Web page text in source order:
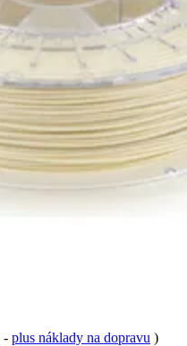
- plus náklady na dopravu )